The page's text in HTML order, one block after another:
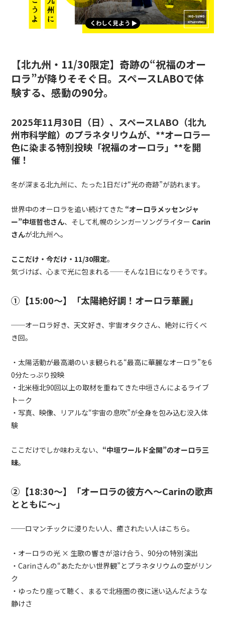
【北九州・11/30限定】奇跡の“祝福のオー
ロラ”が降りそそぐ日。スペースLABOで体
験する、感動の90分。
2025年11月30日（日）、スペースLABO（北九
州市科学館）のプラネタリウムが、**オーロラ一
色に染まる特別投映「祝福のオーロラ」**を開
催！
冬が深まる北九州に、たった1日だけ“光の奇跡”が訪れます。
世界中のオーロラを追い続けてきた “オーロラメッセンジャ
ー”中垣哲也さん、そして札幌のシンガーソングライター Carin
さんが北九州へ。
ここだけ・今だけ・11/30限定。
気づけば、心まで光に包まれる——そんな1日になりそうです。
①【15:00〜】「太陽絶好調！オーロラ華麗」
──オーロラ好き、天文好き、宇宙オタクさん、絶対に行くべ
き回。
・太陽活動が最高潮のいま観られる“最高に華麗なオーロラ”を6
0分たっぷり投映
・北米極北90回以上の取材を重ねてきた中垣さんによるライブ
トーク
・写真、映像、リアルな“宇宙の息吹”が全身を包み込む没入体
験
ここだけでしか味わえない、 “中垣ワールド全開”のオーロラ三
昧。
②【18:30〜】「オーロラの彼方へ〜Carinの歌声
とともに〜」
──ロマンチックに浸りたい人、癒されたい人はこちら。
・オーロラの光 × 生歌の響きが溶け合う、90分の特別演出
・Carinさんの“あたたかい世界観”とプラネタリウムの空がリン
ク
・ゆったり座って聴く、まるで北極圏の夜に迷い込んだような
静けさ